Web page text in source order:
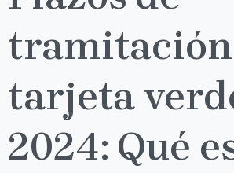
tramitación
tarjeta
2024: Qué